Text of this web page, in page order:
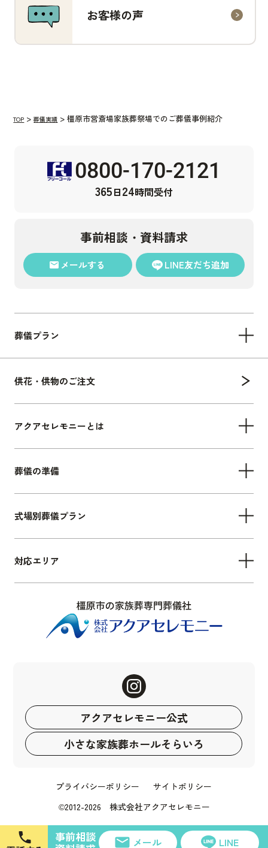
お客様の声
事前相談
メール LINE
TOP 葬儀実績 橿原市営斎場家族葬祭場でのご葬儀事例紹介
0800-170-2121
365日24時間受付
事前相談・資料請求
メールする LINE友だち追加
葬儀プラン
供花・供物のご注文
アクアセレモニーとは
葬儀の準備
式場別葬儀プラン
対応エリア
アクアセレモニー公式
小さな家族葬ホールそらいろ
プライバシーポリシー
サイトポリシー
©2012-2026 株式会社アクアセレモニー